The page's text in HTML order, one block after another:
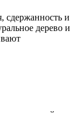
сдержанность и
дерево и